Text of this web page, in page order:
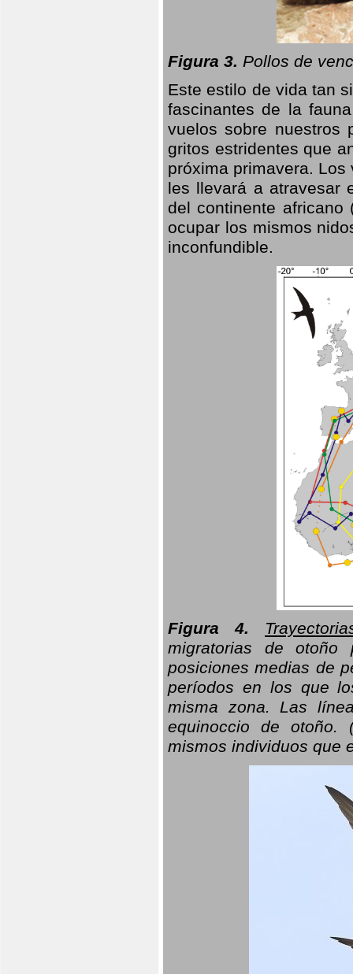
Figura 3. Pollos de
Este estilo de vida tan
fascinantes de la
vuelos sobre nuestros
gritos estridentes que
próxima primavera.
les llevará a atravesar
del continente
ocupar los mismos
inconfundible.
Figura 4.
migratorias de otoño
posiciones medias de
períodos en los que
misma zona. Las
equinoccio de otoño.
mismos individuos que